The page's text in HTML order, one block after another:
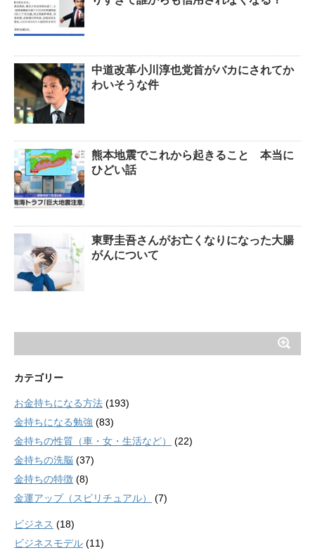
中道改革小川淳也党首がバカにされてか
わいそうな件
熊本地震でこれから起きること 本当に
ひどい話
東野圭吾さんがお亡くなりになった大腸
がんについて
カテゴリー
お金持ちになる方法 (193)
金持ちになる勉強 (83)
金持ちの性質（車・女・生活など）
(22)
金持ちの洗脳 (37)
金持ちの特徴 (8)
金運アップ（スピリチュアル）
(7)
ビジネス (18)
ビジネスモデル (11)